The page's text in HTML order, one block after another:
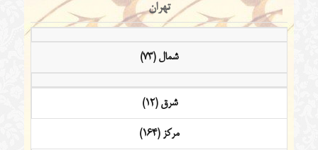
تهران
شمال (73)
شرق (12)
مرکز (164)